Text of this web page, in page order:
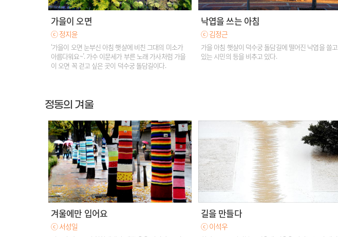
가을이 오면
ⓒ 정지윤
‘가을이 오면 눈부신 아침 햇살에 비친 그대의 미소가
아름다워요~’. 가수 이문세가 부른 노래 가사처럼 가을
이 오면 꼭 걷고 싶은 곳이 덕수궁 돌담길이다.
낙엽을 쓰는 아침
ⓒ 김정근
가을 아침 햇살이 덕수궁 돌담길에 떨어진 낙엽을 쓸고
있는 시민의 등을 비추고 있다.
정동의 겨울
겨울에만 입어요
ⓒ 서성일
길을 만들다
ⓒ 이석우